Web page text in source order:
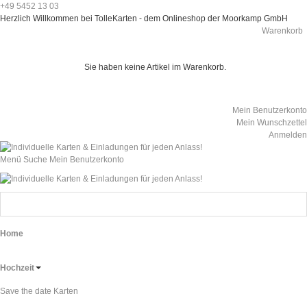
+49 5452 13 03
Herzlich Willkommen bei TolleKarten - dem Onlineshop der Moorkamp GmbH
Warenkorb
Sie haben keine Artikel im Warenkorb.
Mein Benutzerkonto
Mein Wunschzettel
Anmelden
Menü Suche Mein Benutzerkonto
Home
Hochzeit
Save the date Karten